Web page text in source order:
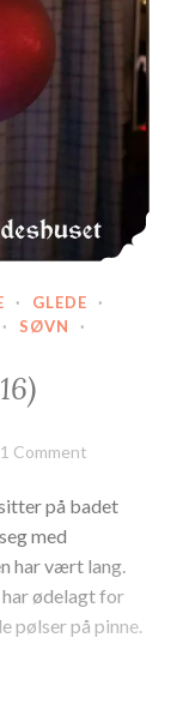
· GLEDE
·
· SØVN
·
1 Comment
på badet
med
har vært lang.
ødelagt for
pølser på pinne.